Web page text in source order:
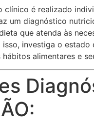
clínico é realizado
um diagnóstico
que atenda às
isso, investiga o estado
hábitos alimentares e